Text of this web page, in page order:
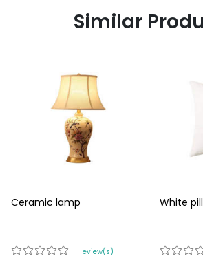
Similar
Ceramic lamp
0 review(s)
White